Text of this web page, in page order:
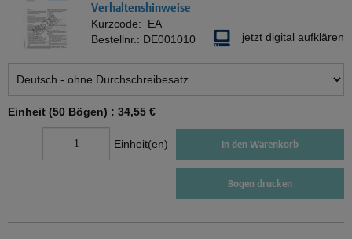
Verhaltenshinweise
Kurzcode: EA
Bestellnr.: DE001010 jetzt digital aufklären
Einheit (50 Bögen) : 34,55 €
Einheit(en) In den Warenkorb
Bogen drucken